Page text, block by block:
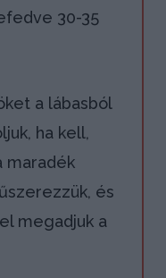
30-35
a lábasból
ha kell,
maradék
és
megadjuk a